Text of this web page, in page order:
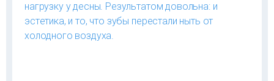
нагрузку у десны. Результатом довольна: и
эстетика, и то, что зубы перестали ныть от
холодного воздуха.